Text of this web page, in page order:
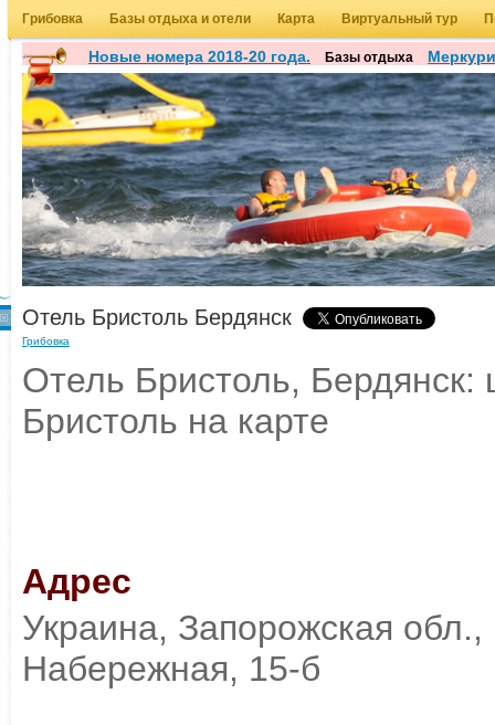
Грибовка Базы отдыха и отели Карта Виртуальный тур
Новые номера 2018-20 года. Базы отдыха
Грибовка
Отель Бристоль Бердянск
Отель Бристоль,
Бристоль на карте
Адрес
Украина, Запорожская обл.,
Набережная, 15-б